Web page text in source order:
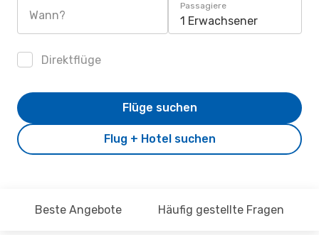
Wann?
Passagiere
1 Erwachsener
Direktflüge
Flug + Hotel suchen
Flüge suchen
Beste Angebote Häufig gestellte Fragen